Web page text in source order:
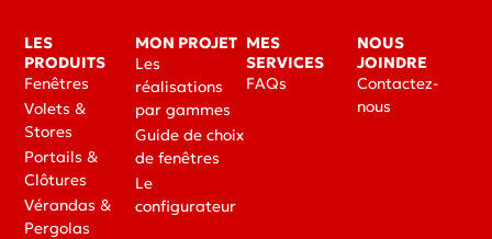
LES
PRODUITS
Fenêtres
Volets &
Stores
Portails &
Clôtures
Vérandas &
Pergolas
MON PROJET
Les
réalisations
par gammes
Guide de choix
de fenêtres
Le
configurateur
MES
SERVICES
FAQs
NOUS
JOINDRE
Contactez-
nous